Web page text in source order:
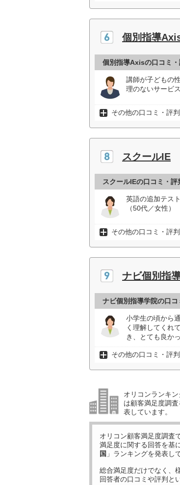
個別指導
個別指導Axisの口コミ・
講師が子どもの
理のないサービ
その他の口コミ・評判
スクールIE
スクールIEの口コミ・評
英語の追加テス
（50代／女性）
その他の口コミ・評判
ナビ個別指
ナビ個別指導学院の口コ
小学生の頃から
く理解してくれ
き、とても良か
その他の口コミ・評判
オリコンランキ
は顧客満足度調
表しています。
オリコン顧客満足度調査
満足度に関する回答を基
国 」ランキングを発表し
総合満足度だけでなく、
回答者の口コミや評判と